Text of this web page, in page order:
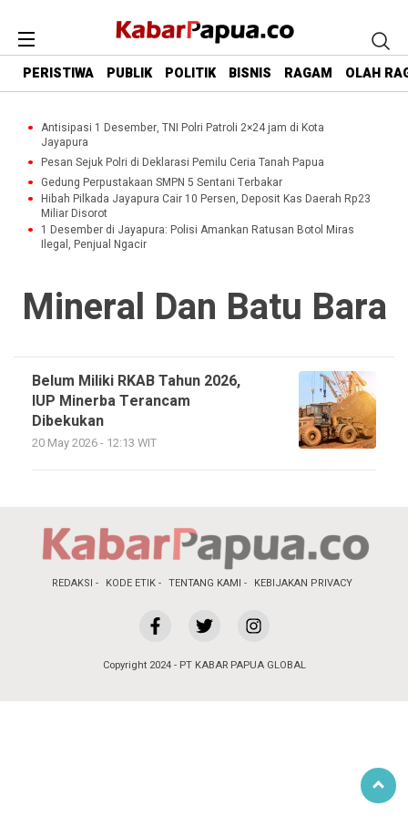
PERISTIWA PUBLIK POLITIK BISNIS RAGAM OLAH
Antisipasi 1 Desember, TNI Polri Patroli 2×24 jam di Kota
Jayapura
Pesan Sejuk Polri di Deklarasi Pemilu Ceria Tanah Papua
Gedung Perpustakaan SMPN 5 Sentani Terbakar
Hibah Pilkada Jayapura Cair 10 Persen, Deposit Kas Daerah Rp23
Miliar Disorot
1 Desember di Jayapura: Polisi Amankan Ratusan Botol Miras
Ilegal, Penjual Ngacir
Mineral Dan Batu Bara
Belum Miliki RKAB Tahun 2026,
IUP Minerba Terancam
Dibekukan
20 May 2026 - 12:13 WIT
REDAKSI KODE ETIK TENTANG KAMI KEBIJAKAN PRIVACY
Copyright 2024 - PT KABAR PAPUA GLOBAL